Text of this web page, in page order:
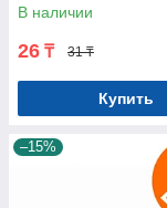
В наличии
26 ₸ 31 ₸
Купить
–15%